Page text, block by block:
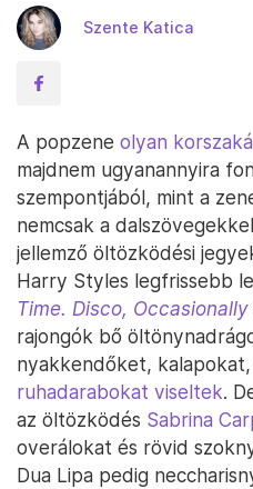
Szente Katica
A popzene olyan
majdnem ugyanannyira
szempontjából, mint a
nemcsak a
jellemző öltözködési
Harry Styles legfrissebb
Time. Disco, Occasionally
rajongók bő
nyakkendőket,
ruhadarabokat viseltek.
az öltözködés Sabrina
overálokat és rövid
Dua Lipa pedig